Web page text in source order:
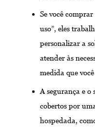
Se você
uso”, eles
personalizar a
atender às
medida que você
A segurança e o
cobertos por
hospedada,